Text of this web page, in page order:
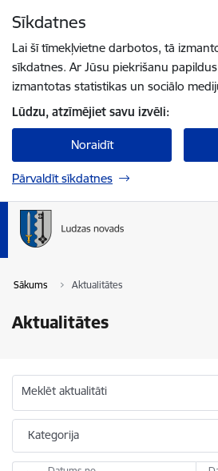
Sīkdatnes
Lai šī tīmekļvietne darbotos, tā
sīkdatnes. Ar Jūsu piekrišanu
izmantotas statistikas un sociālo
Lūdzu, atzīmējiet savu izvēli:
Noraidīt
Pārvaldīt sīkdatnes
Sākums Aktualitātes
Aktualitātes
Meklēt aktualitāti
Kategorija